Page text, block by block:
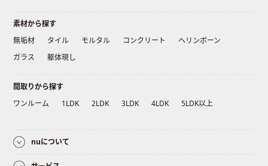
素材から探す
無垢材
タイル モルタル コンクリート
ヘリンボーン
ガラス
躯体現し
間取りから探す
ワンルーム
1LDK 2LDK 3LDK 4LDK 5LDK以上
nuについて